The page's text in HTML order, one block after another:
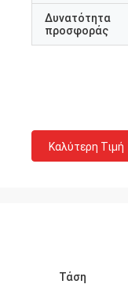
Δυνατότητα
προσφοράς
Καλύτερη Τιμή
Τάση